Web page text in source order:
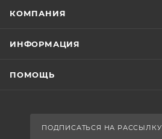
КОМПАНИЯ
ИНФОРМАЦИЯ
ПОМОЩЬ
ПОДПИСАТЬСЯ НА РАССЫЛКУ